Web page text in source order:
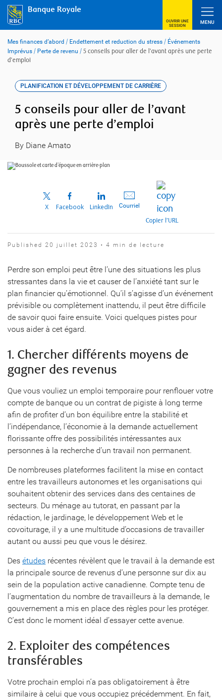
content
Banque Royale
OUVRIR UNE
SESSION
MENU
Mes finances d’abord / Endettement et reduction du stress / Événements
Imprévus / Perte de revenu / 5 conseils pour aller de l’avant après une perte
d’emploi
PLANIFICATION ET DÉVELOPPEMENT DE CARRIÈRE
5 conseils pour aller de l’avant
après une perte d’emploi
By Diane Amato
X Facebook LinkedIn Courriel
Copier l’URL
Published 20 juillet 2023 • 4 min de lecture
Perdre son emploi peut être l’une des situations les plus
stressantes dans la vie et causer de l’anxiété tant sur le
plan financier qu’émotionnel. Qu’il s’agisse d’un événement
prévisible ou complètement inattendu, il peut être difficile
de savoir quoi faire ensuite. Voici quelques pistes pour
vous aider à cet égard.
1. Chercher différents moyens de
gagner des revenus
Que vous vouliez un emploi temporaire pour renflouer votre
compte de banque ou un contrat de pigiste à long terme
afin de profiter d’un bon équilibre entre la stabilité et
l’indépendance, l’économie à la demande actuellement
florissante offre des possibilités intéressantes aux
personnes à la recherche d’un travail non permanent.
De nombreuses plateformes facilitent la mise en contact
entre les travailleurs autonomes et les organisations qui
souhaitent obtenir des services dans des centaines de
secteurs. Du ménage au tutorat, en passant par la
rédaction, le jardinage, le développement Web et le
covoiturage, il y a une multitude d’occasions de travailler
autant ou aussi peu que vous le désirez.
Des études récentes révèlent que le travail à la demande est
la principale source de revenus d’une personne sur dix au
sein de la population active canadienne. Compte tenu de
l’augmentation du nombre de travailleurs à la demande, le
gouvernement a mis en place des règles pour les protéger.
C’est donc le moment idéal d’essayer cette avenue.
2. Exploiter des compétences
transférables
Votre prochain emploi n’a pas obligatoirement à être
similaire à celui que vous occupiez précédemment. En fait,